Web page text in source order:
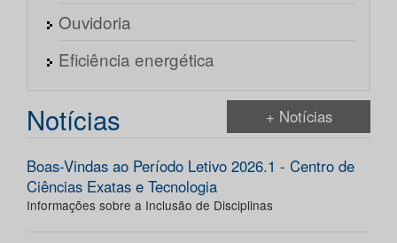
Ouvidoria
Eficiência energética
Notícias + Notícias
Boas-Vindas ao Período Letivo 2026.1 - Centro de
Ciências Exatas e Tecnologia
Informações sobre a Inclusão de Disciplinas